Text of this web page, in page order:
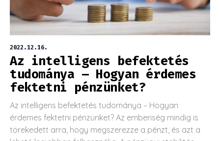
2022.12.16.
Az intelligens befektetés
tudománya – Hogyan érdemes
fektetni pénzünket?
Az intelligens befektetés tudománya – Hogyan
érdemes fektetni pénzünket? Az emberiség mindig is
törekedett arra, hogy megszerezze a pénzt, és azt a